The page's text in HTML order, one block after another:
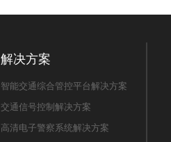
解决方案
智能交通综合管控平台解决方案
交通信号控制解决方案
高清电子警察系统解决方案